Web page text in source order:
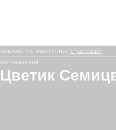
пользователь имеет статус «трастовый»
настоящее имя:
Цветик